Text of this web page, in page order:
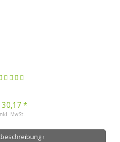
30,17 *
MwSt.
›